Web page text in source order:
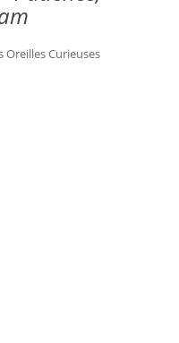
Oreilles Curieuses